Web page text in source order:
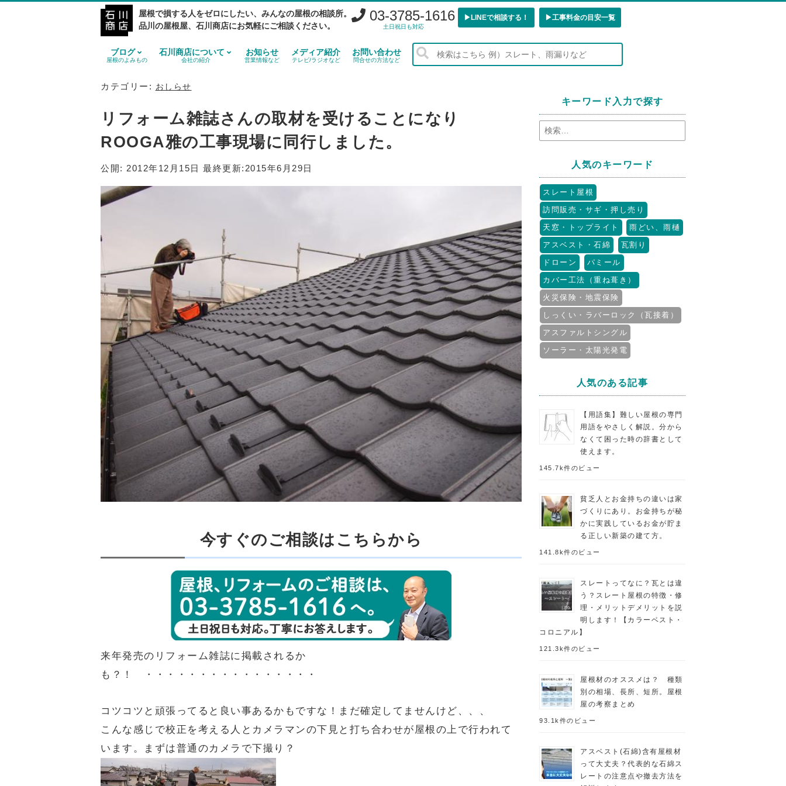
屋根で損する人をゼロにしたい、みんなの屋根の相談所。
品川の屋根屋、石川商店にお気軽にご相談ください。
03-3785-1616
土日祝日も対応
▶︎LINEで相談する！ ▶︎工事料金の目安一覧
ブログ
屋根のよみもの
石川商店について
会社の紹介
お知らせ
営業情報など
メディア紹介
テレビ/ラジオなど
お問い合わせ
問合せの方法など
カテゴリー: おしらせ
リフォーム雑誌さんの取材を受けることになり
ROOGA雅の工事現場に同行しました。
公開: 2012年12月15日 最終更新: 2015年6月29日
今すぐのご相談はこちらから
来年発売のリフォーム雑誌に掲載されるか
も？！ ・・・・・・・・・・・・・・・・
コツコツと頑張ってると良い事あるかもですな！まだ確定してませんけど、、、
こんな感じで校正を考える人とカメラマンの下見と打ち合わせが屋根の上で行われて
います。まずは普通のカメラで下撮り？
キーワード入力で探す
人気のキーワード
スレート屋根
訪問販売・サギ・押し売り
天窓・トップライト
雨どい、雨樋
アスベスト・石綿
瓦割り
ドローン
パミール
カバー工法（重ね葺き）
火災保険・地震保険
しっくい・ラバーロック（瓦接着）
アスファルトシングル
ソーラー・太陽光発電
人気のある記事
【用語集】難しい屋根の専門
用語をやさしく解説。分から
なくて困った時の辞書として
使えます。
145.7k件のビュー
貧乏人とお金持ちの違いは家
づくりにあり。お金持ちが秘
かに実践しているお金が貯ま
る正しい新築の建て方。
141.8k件のビュー
スレートってなに？瓦とは違
う？スレート屋根の特徴・修
理・メリットデメリットを説
明します！【カラーベスト・
コロニアル】
121.3k件のビュー
屋根材のオススメは？ 種類
別の相場、長所、短所。屋根
屋の考察まとめ
93.1k件のビュー
アスベスト(石綿)含有屋根材
って大丈夫？代表的な石綿ス
レートの注意点や撤去方法を